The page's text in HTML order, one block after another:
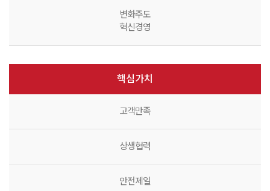
변화주도
혁신경영
핵심가치
고객만족
상생협력
안전제일